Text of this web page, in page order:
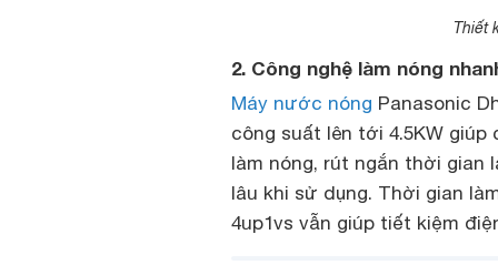
Thiết
2. Công nghệ làm nóng
Máy nước nóng Panasonic
công suất lên tới 4.5KW
làm nóng, rút ngắn thời gian
lâu khi sử dụng. Thời gian
4up1vs vẫn giúp tiết kiệm